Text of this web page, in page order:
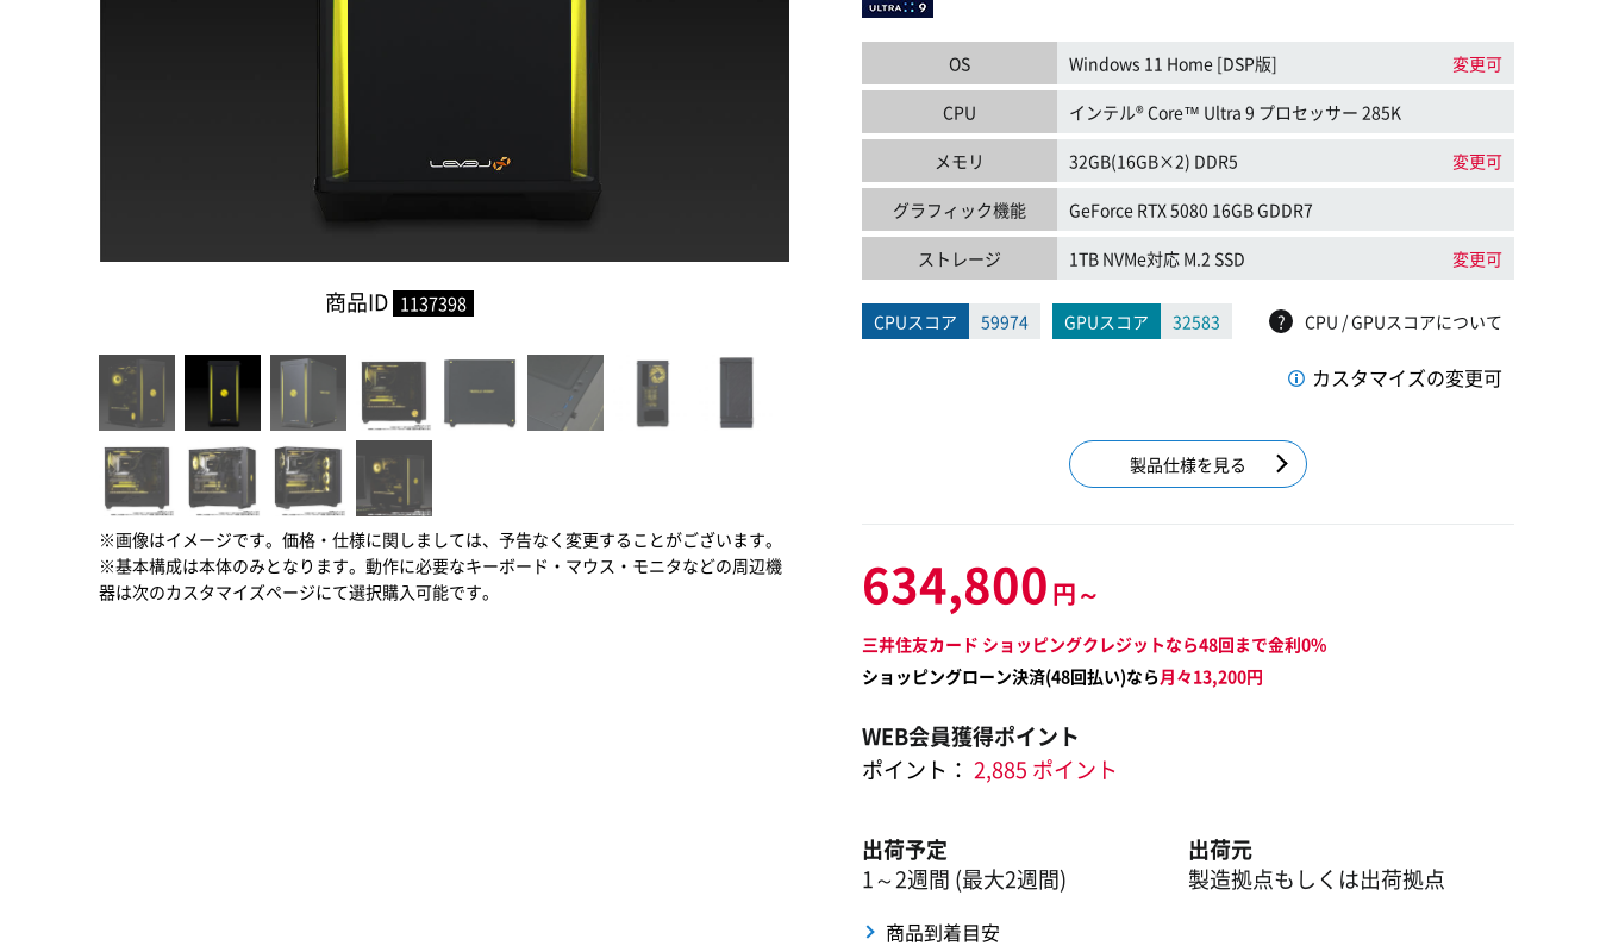
商品ID 1137398
※画像はイメージです。価格・仕様に関しましては、予告なく変更することがございます。
※基本構成は本体のみとなります。動作に必要なキーボード・マウス・モニタなどの周辺機
器は次のカスタマイズページにて選択購入可能です。
OS Windows 11 Home [DSP版] 変更可
CPU インテル® Core™ Ultra 9 プロセッサー 285K
メモリ 32GB(16GB×2) DDR5 変更可
グラフィック機能 GeForce RTX 5080 16GB GDDR7
ストレージ 1TB NVMe対応 M.2 SSD 変更可
CPUスコア 59974 GPUスコア 32583 ? CPU / GPUスコアについて
カスタマイズの変更可
製品仕様を見る
634,800 円～
三井住友カード ショッピングクレジットなら48回まで金利0%
ショッピングローン決済(48回払い)なら月々13,200円
WEB会員獲得ポイント
ポイント： 2,885 ポイント
出荷予定
1～2週間 (最大2週間)
出荷元
製造拠点もしくは出荷拠点
商品到着目安